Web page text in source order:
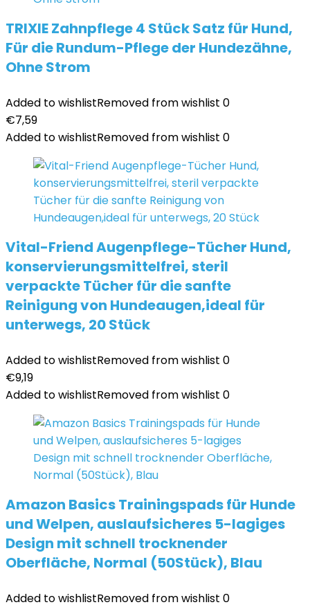
TRIXIE Zahnpflege 4 Stück Satz für Hund,
Für die Rundum-Pflege der Hundezähne,
Ohne Strom
Added to wishlistRemoved from wishlist 0
€7,59
Added to wishlistRemoved from wishlist 0
Vital-Friend Augenpflege-Tücher Hund,
konservierungsmittelfrei, steril
verpackte Tücher für die sanfte
Reinigung von Hundeaugen,ideal für
unterwegs, 20 Stück
Added to wishlistRemoved from wishlist 0
€9,19
Added to wishlistRemoved from wishlist 0
Amazon Basics Trainingspads für Hunde
und Welpen, auslaufsicheres 5-lagiges
Design mit schnell trocknender
Oberfläche, Normal (50Stück), Blau
Added to wishlistRemoved from wishlist 0